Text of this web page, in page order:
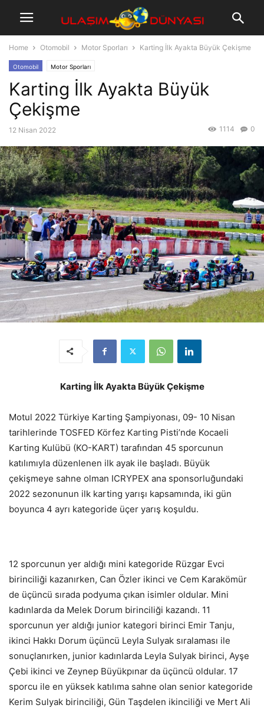
Home Otomobil Motor Sporları Karting İlk Ayakta Büyük Çekişme
Otomobil Motor Sporları
Karting İlk Ayakta Büyük
Çekişme
12 Nisan 2022 0
1114
Karting İlk Ayakta Büyük Çekişme
Motul 2022 Türkiye Karting Şampiyonası, 09- 10 Nisan
tarihlerinde TOSFED Körfez Karting Pisti’nde Kocaeli
Karting Kulübü (KO-KART) tarafından 45 sporcunun
katılımıyla düzenlenen ilk ayak ile başladı. Büyük
çekişmeye sahne olman ICRYPEX ana sponsorluğundaki
2022 sezonunun ilk karting yarışı kapsamında, iki gün
boyunca 4 ayrı kategoride üçer yarış koşuldu.
12 sporcunun yer aldığı mini kategoride Rüzgar Evci
birinciliği kazanırken, Can Özler ikinci ve Cem Karakömür
de üçüncü sırada podyuma çıkan isimler oldular. Mini
kadınlarda da Melek Dorum birinciliği kazandı. 11
sporcunun yer aldığı junior kategori birinci Emir Tanju,
ikinci Hakkı Dorum üçüncü Leyla Sulyak sıralaması ile
sonuçlanırken, junior kadınlarda Leyla Sulyak birinci, Ayşe
Çebi ikinci ve Zeynep Büyükpınar da üçüncü oldular. 17
sporcu ile en yüksek katılıma sahne olan senior kategoride
Kerim Sulyak birinciliği, Gün Taşdelen ikinciliği ve Mert Ali